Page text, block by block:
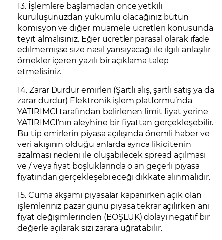
13. İşlemlere başlamadan önce yetkili
kuruluşunuzdan yükümlü olacağınız bütün
komisyon ve diğer muamele ücretleri konusunda
teyit almalısınız. Eğer ücretler parasal olarak ifade
edilmemişse size nasıl yansıyacağı ile ilgili anlaşılır
örnekler içeren yazılı bir açıklama talep
etmelisiniz.
14. Zarar Durdur emirleri (Şartlı alış, şartlı satış ya da
zarar durdur) Elektronik işlem platformu’nda
YATIRIMCI tarafından belirlenen limit fiyat yerine
YATIRIMCI’nın aleyhine bir fiyattan gerçekleşebilir.
Bu tip emirlerin piyasa açılışında önemli haber ve
veri akışının olduğu anlarda ayrıca likiditenin
azalması nedeni ile oluşabilecek spread açılması
ve / veya fiyat boşluklarında o an geçerli piyasa
fiyatından gerçekleşebileceği dikkate alınmalıdır.
15. Cuma akşamı piyasalar kapanırken açık olan
işlemleriniz pazar günü piyasa tekrar açılırken ani
fiyat değişimlerinden (BOŞLUK) dolayı negatif bir
değerle açılarak sizi zarara uğratabilir.